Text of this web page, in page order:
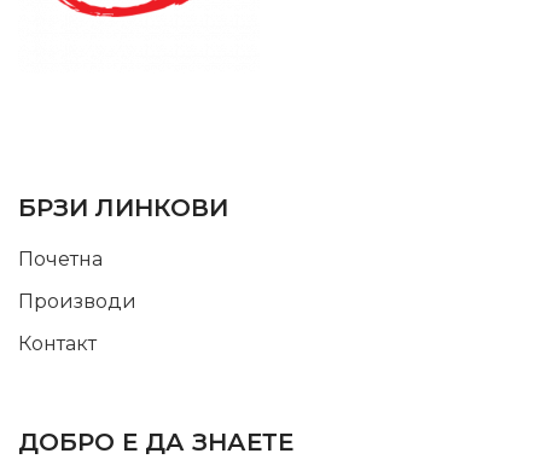
БРЗИ ЛИНКОВИ
Почетна
Производи
Контакт
ДОБРО Е ДА ЗНАЕТЕ